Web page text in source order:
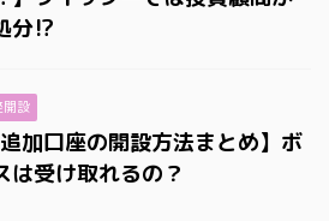
分⁉
開設
加口座の開設方法まとめ】ボ
は受け取れるの？